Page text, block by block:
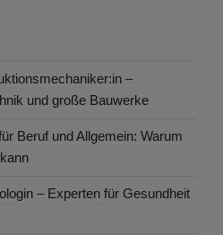
–
und große Bauwerke
Beruf und Allgemein: Warum
– Experten für Gesundheit